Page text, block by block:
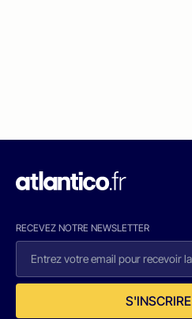
RECEVEZ NOTRE NEWSLETTER
S'INSCRIRE